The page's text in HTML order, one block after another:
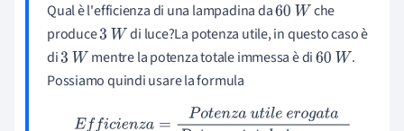
Qual è l'efficienza di una lampadina da60W
che
produce3 W di luce?La potenza utile, in questo caso è
di3 W mentre la potenza totale immessa è di60W .
Possiamo quindi usare la formula
cienza=Potenz au tileerogataPotenzatotaleimme